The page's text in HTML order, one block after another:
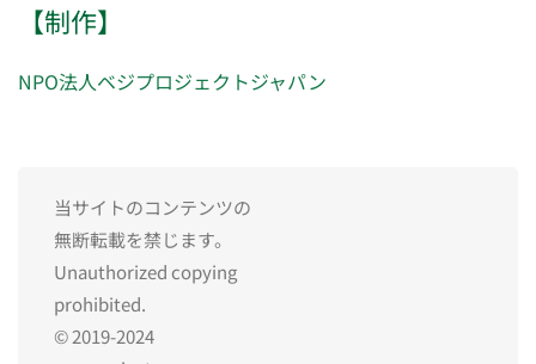
【制作】
NPO法人ベジプロジェクトジャパン
当サイトのコンテンツの
無断転載を禁じます。
Unauthorized copying
prohibited.
© 2019-2024